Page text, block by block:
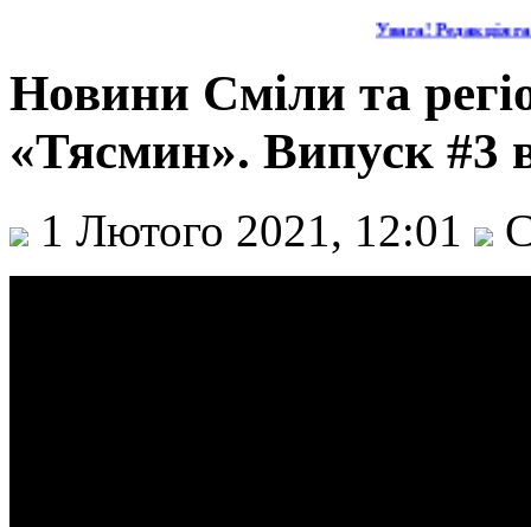
Увага! Редакція
Новини Сміли та
«Тясмин». Випуск #3
1 Лютого 2021, 12:01